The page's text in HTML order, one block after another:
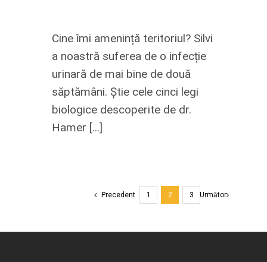
Cine îmi amenință teritoriul? Silvi
a noastră suferea de o infecție
urinară de mai bine de două
săptămâni. Știe cele cinci legi
biologice descoperite de dr.
Hamer [...]
Precedent 1 2 3 Următor